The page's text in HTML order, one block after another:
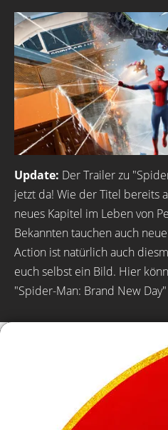
Update: Der Trailer zu
jetzt da! Wie der Titel bereits
neues Kapitel im Leben von
Bekannten tauchen auch
Action ist natürlich auch
euch selbst ein Bild. Hier
"Spider-Man: Brand New